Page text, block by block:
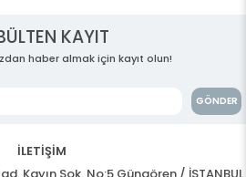
KAYIT
haber almak için kayıt olun!
GÖNDER
İLETİŞİM